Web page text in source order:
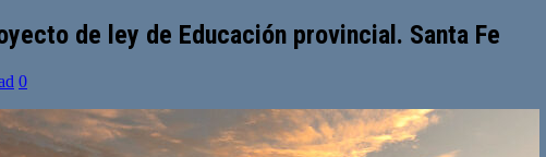
de ley de Educación provincial. Santa Fe
0